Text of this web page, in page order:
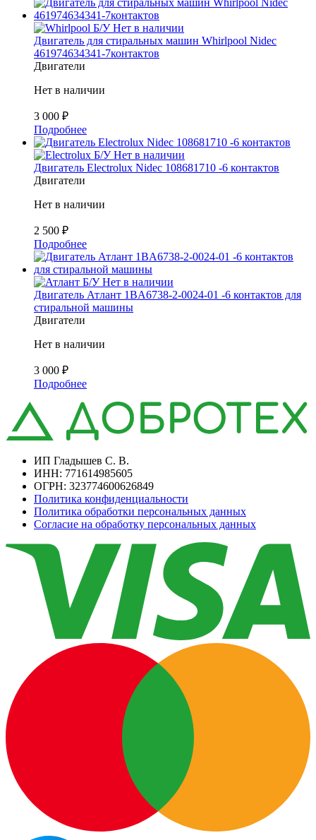
Б/У Нет в наличии
Двигатель для стиральных машин Whirlpool Nidec
461974634341-7контактов
Двигатели
Нет в наличии
3 000 ₽
Подробнее
Б/У Нет в наличии
Двигатель Electrolux Nidec 108681710 -6 контактов
Двигатели
Нет в наличии
2 500 ₽
Подробнее
Б/У Нет в наличии
Двигатель Атлант 1BA6738-2-0024-01 -6 контактов для
стиральной машины
Двигатели
Нет в наличии
3 000 ₽
Подробнее
ИП Гладышев С. В.
ИНН: 771614985605
ОГРН: 323774600626849
Политика конфиденциальности
Политика обработки персональных данных
Согласие на обработку персональных данных